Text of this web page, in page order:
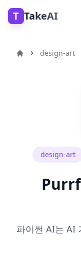
T TakeAI
design-art
design-art
파이썬 AI는 AI